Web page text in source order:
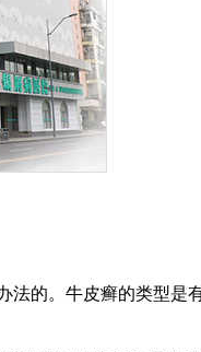
的。牛皮癣的类型是